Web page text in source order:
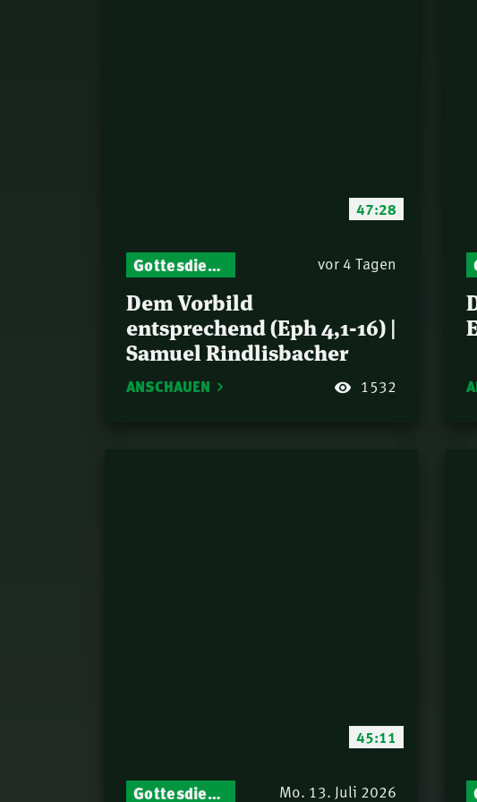
47:28
Gottesdienst-Botschaften – Jeden Sonntag neu: Aktuelle Predigten vom Mitternachtsruf vor 4 Tagen
Dem Vorbild
entsprechend (Eph 4,1-16) |
Samuel Rindlisbacher
ANSCHAUEN 1532
45:11
Gottesdienst-Botschaften – Jeden Sonntag neu: Aktuelle Predigten vom Mitternachtsruf Mo. 13. Juli 2026